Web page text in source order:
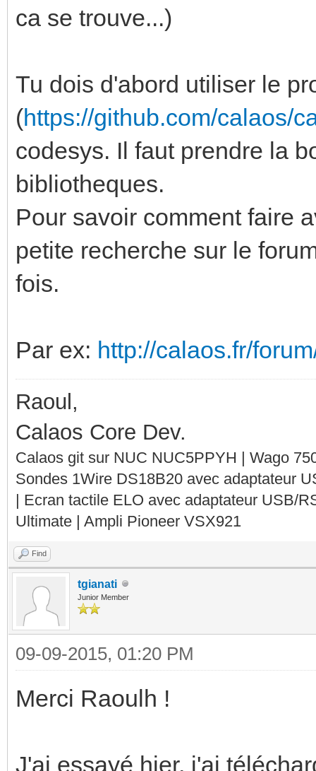
ca se trouve...)
Tu dois d'abord utiliser le
(https://github.com/calaos/
codesys. Il faut prendre la
bibliotheques.
Pour savoir comment faire
petite recherche sur le
fois.
Par ex: http://calaos.fr/
Raoul,
Calaos Core Dev.
Calaos git sur NUC NUC5PPYH | Wago
Sondes 1Wire DS18B20 avec adaptateur
| Ecran tactile ELO avec adaptateur USB/
Ultimate | Ampli Pioneer VSX921
Find
tgianati
Junior Member
09-09-2015, 01:20 PM
Merci Raoulh !
J'ai essayé hier, j'ai